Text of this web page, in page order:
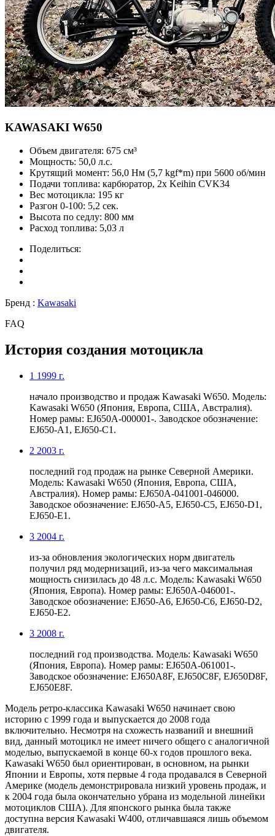
KAWASAKI W650
Объем двигателя: 675 см³
Мощность: 50,0 л.с.
Крутящий момент: 56,0 Нм (5,7 kgf*m) при 5600 об/мин
Подачи топлива: карбюратор, 2x Keihin CVK34
Вес мотоцикла: 195 кг
Разгон 0-100: 5,2 сек.
Высота по седлу: 800 мм
Расход топлива: 5,03 л
Поделиться:
Бренд : Kawasaki
FAQ
История создания мотоцикла
1 1999 г.
начало производство и продаж Kawasaki W650. Модель:
Kawasaki W650 (Япония, Европа, США, Австралия).
Номер рамы: EJ650A-000001-. Заводское обозначение:
EJ650-A1, EJ650-C1.
2 2003 г.
последний год продаж на рынке Северной Америки.
Модель: Kawasaki W650 (Япония, Европа, США,
Австралия). Номер рамы: EJ650A-041001-046000.
Заводское обозначение: EJ650-A5, EJ650-C5, EJ650-D1,
EJ650-E1.
3 2004 г.
из-за обновления экологических норм двигатель
получил ряд модернизаций, из-за чего максимальная
мощность снизилась до 48 л.с. Модель: Kawasaki W650
(Япония, Европа). Номер рамы: EJ650A-046001-.
Заводское обозначение: EJ650-A6, EJ650-C6, EJ650-D2,
EJ650-E2.
3 2008 г.
последний год производства. Модель: Kawasaki W650
(Япония, Европа). Номер рамы: EJ650A-061001-.
Заводское обозначение: EJ650A8F, EJ650C8F, EJ650D8F,
EJ650E8F.
Модель ретро-классика Kawasaki W650 начинает свою
историю с 1999 года и выпускается до 2008 года
включительно. Несмотря на схожесть названий и внешний
вид, данный мотоцикл не имеет ничего общего с аналогичной
моделью, выпускаемой в конце 60-х годов прошлого века.
Kawasaki W650 был ориентирован, в основном, на рынки
Японии и Европы, хотя первые 4 года продавался в Северной
Америке (модель демонстрировала низкий уровень продаж, и
к 2004 года была окончательно убрана из модельной линейки
мотоциклов США). Для японского рынка была также
доступна версия Kawasaki W400, отличавшаяся лишь объемом
двигателя.